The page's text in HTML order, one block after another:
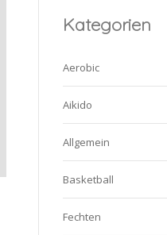
Kategorien
Aerobic
Aikido
Allgemein
Basketball
Fechten